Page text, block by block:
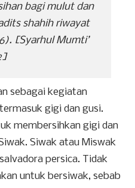
bagi mulut dan
shahih riwayat
[Syarhul Mumti’
sebagai kegiatan
gigi dan gusi.
membersihkan gigi dan
Siwak atau Miswak
persica. Tidak
untuk bersiwak, sebab